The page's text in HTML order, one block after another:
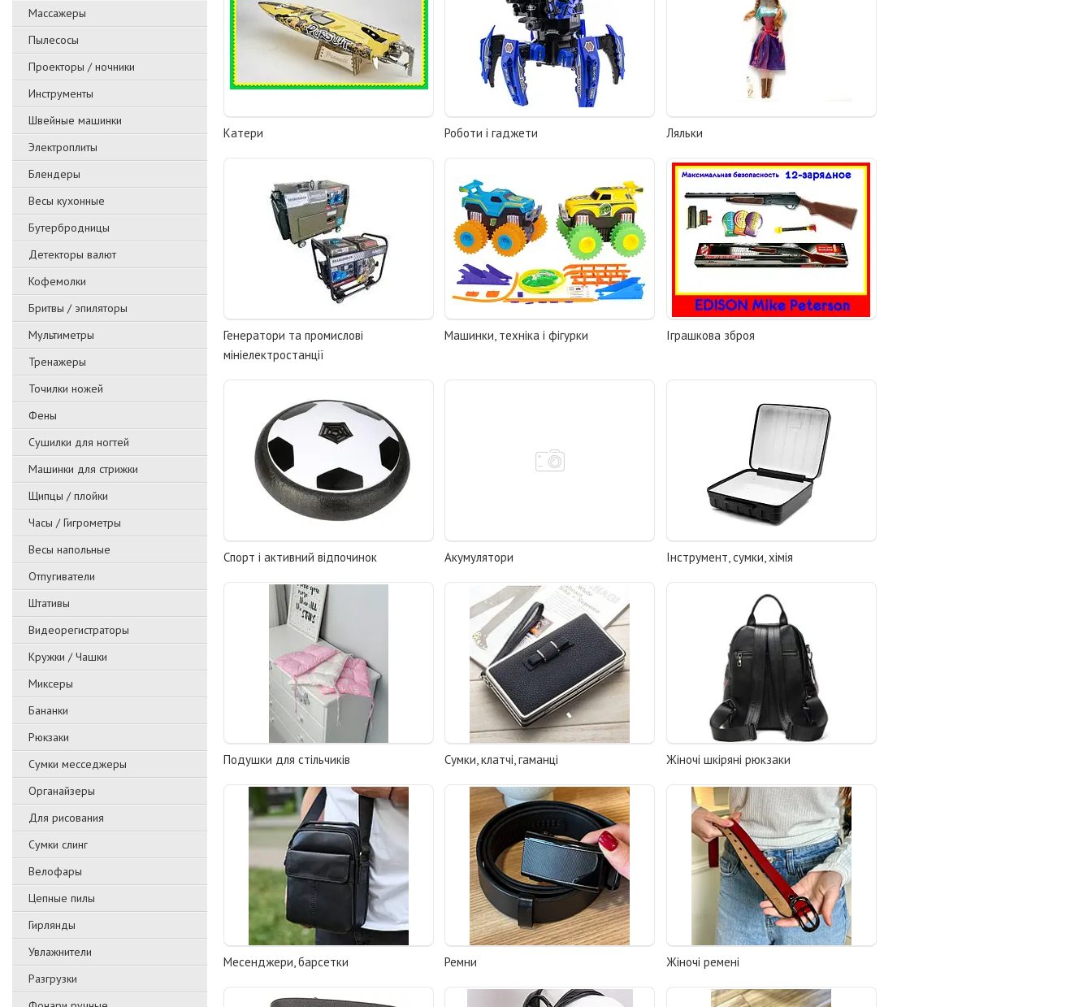
Массажеры
Пылесосы
Проекторы / ночники
Инструменты
Швейные машинки
Электроплиты
Блендеры
Весы кухонные
Бутербродницы
Детекторы валют
Кофемолки
Бритвы / эпиляторы
Мультиметры
Тренажеры
Точилки ножей
Фены
Сушилки для ногтей
Машинки для стрижки
Щипцы / плойки
Часы / Гигрометры
Весы напольные
Отпугиватели
Штативы
Видеорегистраторы
Кружки / Чашки
Миксеры
Бананки
Рюкзаки
Сумки месседжеры
Органайзеры
Для рисования
Сумки слинг
Велофары
Цепные пилы
Гирлянды
Увлажнители
Разгрузки
Катери Роботи і гаджети Ляльки
Генератори та промислові
мініелектростанції
Машинки, техніка і фігурки Іграшкова зброя
Спорт і активний відпочинок Акумулятори Інструмент, сумки, хімія
Подушки для стільчиків Сумки, клатчі, гаманці Жіночі шкіряні рюкзаки
Месенджери, барсетки Ремни Жіночі ремені